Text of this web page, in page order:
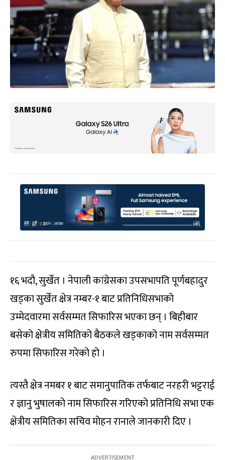
१६ भदौ, सुर्खेत । नेपाली कांग्रेसका उपसभापति पूर्णबहादुर
खड्का सुर्खेत क्षेत्र नम्बर-१ बाट प्रतिनिधिसभाको
उम्मेदवारमा सर्वसम्मत सिफारिस भएका छन् । बिहीबार
बसेको क्षेत्रीय समितिको बैठकले खड्काको नाम सर्वसम्मत
रुपमा सिफारिस गरेको हो ।
त्यस्तै क्षेत्र नमबर १ बाट समानुपातिक तर्फबाट नरहरी भट्टराई
र ज्ञानु भुषालको नाम सिफारिस गरिएको प्रतिनिधि सभा एक
क्षेत्रीय समितिका सचिव मोहन रानाले जानकारी दिए ।